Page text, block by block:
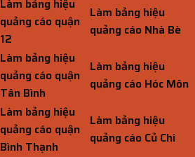
Làm bảng hiệu
quảng cáo quận
12
Làm bảng hiệu
quảng cáo Nhà Bè
Làm bảng hiệu
quảng cáo quận
Tân Bình
Làm bảng hiệu
quảng cáo Hóc Môn
Làm bảng hiệu
quảng cáo quận
Bình Thạnh
Làm bảng hiệu
quảng cáo Củ Chi